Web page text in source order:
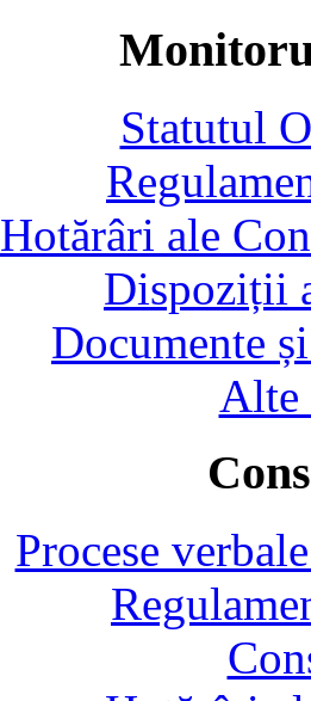
Statutul
Hotărâri ale
Dispoziții
Documente
Alte
Procese